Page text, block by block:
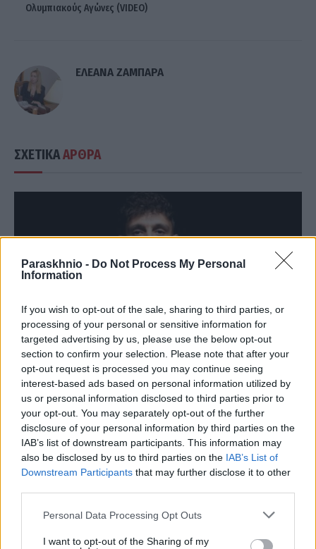
Paraskhnio - Do Not Process My Personal
Information
If you wish to opt-out of the sale, sharing to third parties, or
processing of your personal or sensitive information for
targeted advertising by us, please use the below opt-out
section to confirm your selection. Please note that after your
opt-out request is processed you may continue seeing
interest-based ads based on personal information utilized by
us or personal information disclosed to third parties prior to
your opt-out. You may separately opt-out of the further
disclosure of your personal information by third parties on the
IAB’s list of downstream participants. This information may
also be disclosed by us to third parties on the IAB’s List of
Downstream Participants that may further disclose it to other
Please note that this website/app uses one or more Google
not limited to your visit or usage behaviour. You may click to
Personal Data Processing Opt Outs
I want to opt-out of the Sharing of my
Ολυμπιακούς Αγώνες (VIDEO)
ΕΛΕΑΝΑ ΖΑΜΠΑΡΑ
ΣΧΕΤΙΚΑΑΡΘΡΑ
ΑΘΛΗΤΙΣΜΌΣ
«Σπίτι είναι εκεί που είναι η καρδιά»: Ο Δημήτρης
Γιαννούλης επέστρεψε στον ΠΑΟΚ (VIDEO)
ΑΝΑΡΤΗΘΗΚΕ ΑΠΟΣΤΈΛΛΑ ΛΊΤΑΙΝΑ 6 ΑΥΓΟΎΣΤΟΥ 2026